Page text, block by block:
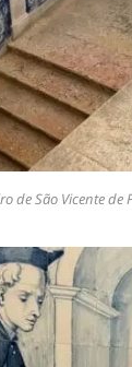
de São Vicente de